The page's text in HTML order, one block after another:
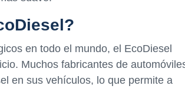
en todo el mundo, el EcoDiesel
Muchos fabricantes de
en sus vehículos, lo que permite a